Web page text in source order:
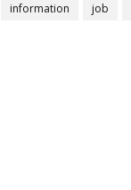
information job